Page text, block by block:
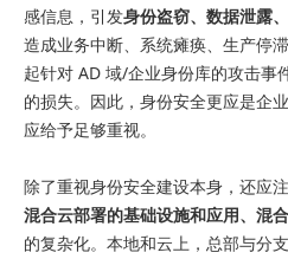
感信息，引发身份盗窃、数据泄露
造成业务中断、系统瘫痪、生产停
起针对 AD 域/企业身份库的攻击事
的损失。因此，身份安全更应是企
应给予足够重视。
除了重视身份安全建设本身，还应
混合云部署的基础设施和应用、混
的复杂化。本地和云上，总部与分